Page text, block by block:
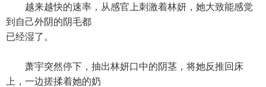
越来越快的速率，从感官上刺激着林妍，她大致能感觉
到自己外阴的阴毛都
已经湿了。
萧宇突然停下，抽出林妍口中的阴茎，将她反推回床
上，一边搓揉着她的奶